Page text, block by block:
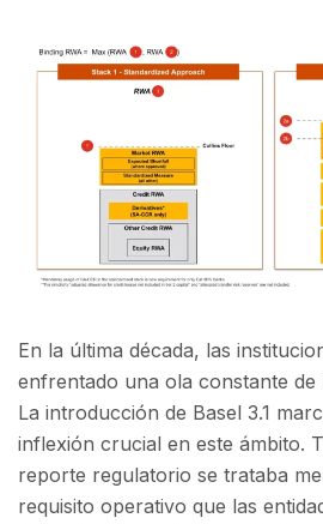
En la última década, las
enfrentado una ola constante de
La introducción de Basel 3.1
inflexión crucial en este ámbito.
reporte regulatorio se trataba
requisito operativo que las